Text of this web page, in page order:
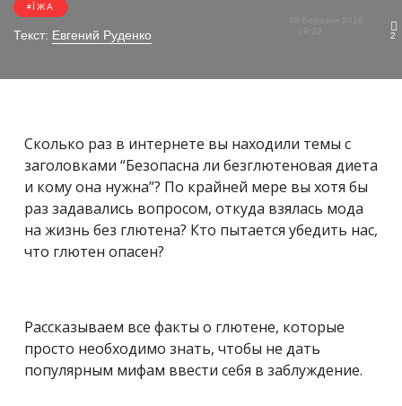
ЇЖА
Текст: Евгений Руденко
05 Березня 2018
19:22
2
Сколько раз в интернете вы находили темы с
заголовками “Безопасна ли безглютеновая диета
и кому она нужна”? По крайней мере вы хотя бы
раз задавались вопросом, откуда взялась мода
на жизнь без глютена? Кто пытается убедить нас,
что глютен опасен?
Рассказываем все факты о глютене, которые
просто необходимо знать, чтобы не дать
популярным мифам ввести себя в заблуждение.